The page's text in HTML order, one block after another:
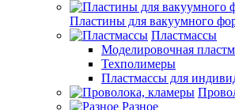
Пластины для вакуумного
Пластмассы
Моделировочная
Техполимеры
Пластмассы для
Разное